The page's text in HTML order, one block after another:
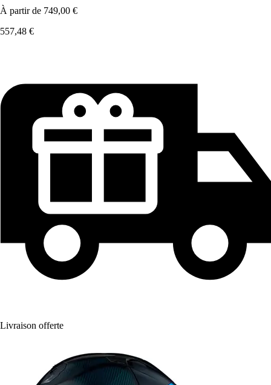
À partir de 749,00 €
557,48 €
Livraison offerte